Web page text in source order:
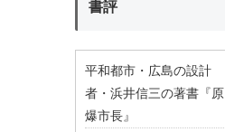
書評
平和都市・広島の設計
者・浜井信三の著書『原
爆市長』